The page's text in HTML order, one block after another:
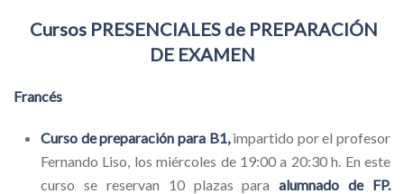
Cursos PRESENCIALES de PREPARACIÓN
DE EXAMEN
Francés
Curso de preparación para B1,impartido por el profesor
Fernando Liso, los miércoles de 19:00 a 20:30 h. En este
curso se reservan 10 plazas paraalumnado de FP.